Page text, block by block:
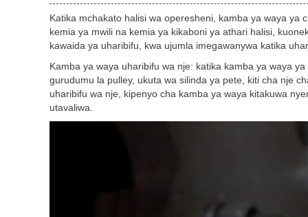
Katika mchakato halisi wa operesheni, kamba ya waya
kemia ya mwili na kemia ya kikaboni ya athari halisi,
kawaida ya uharibifu, kwa ujumla imegawanywa katika
Kamba ya waya uharibifu wa nje: katika kamba ya waya
gurudumu la pulley, ukuta wa silinda ya pete, kiti cha nje
uharibifu wa nje, kipenyo cha kamba ya waya kitakuwa
utavaliwa.